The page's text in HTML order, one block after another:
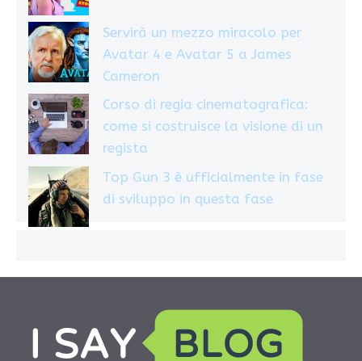
Servirà un mezzo miracolo per
Avatar 4 e Avatar 5 a James
Cameron
Corso di regia cinematografica:
come si costruisce la visione di un
regista
Top Gun 3 è ufficialmente in fase
di sviluppo in questa fase